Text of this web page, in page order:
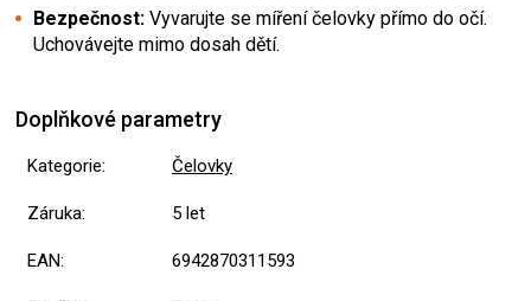
Bezpečnost: Vyvarujte se míření čelovky přímo do očí.
Uchovávejte mimo dosah dětí.
Doplňkové parametry
Kategorie: Čelovky
Záruka: 5 let
EAN: 6942870311593